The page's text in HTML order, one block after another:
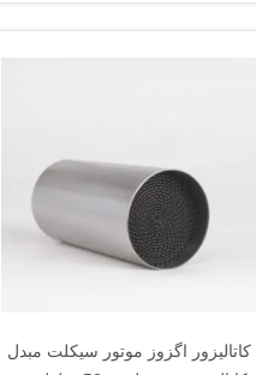
کاتالیزور اگزوز موتور سیکلت مبدل